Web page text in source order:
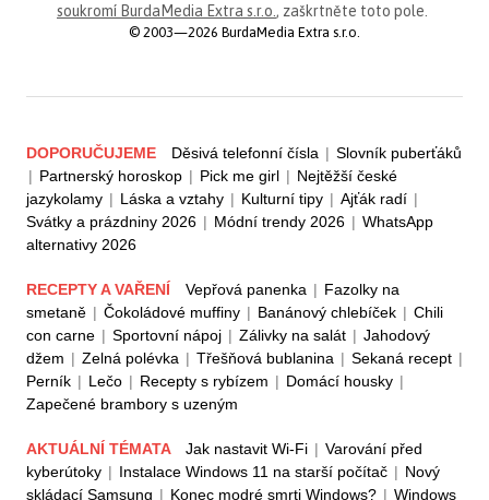
soukromí BurdaMedia Extra s.r.o., zaškrtněte toto pole.
© 2003—2026 BurdaMedia Extra s.r.o.
DOPORUČUJEME Děsivá telefonní čísla | Slovník puberťáků
| Partnerský horoskop | Pick me girl | Nejtěžší české
jazykolamy | Láska a vztahy | Kulturní tipy | Ajťák radí |
Svátky a prázdniny 2026 | Módní trendy 2026 | WhatsApp
alternativy 2026
RECEPTY A VAŘENÍ Vepřová panenka | Fazolky na
smetaně | Čokoládové muffiny | Banánový chlebíček | Chili
con carne | Sportovní nápoj | Zálivky na salát | Jahodový
džem | Zelná polévka | Třešňová bublanina | Sekaná recept |
Perník | Lečo | Recepty s rybízem | Domácí housky |
Zapečené brambory s uzeným
AKTUÁLNÍ TÉMATA Jak nastavit Wi-Fi | Varování před
kyberútoky | Instalace Windows 11 na starší počítač | Nový
skládací Samsung | Konec modré smrti Windows? | Windows